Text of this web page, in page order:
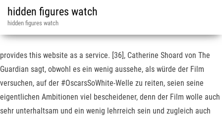
hidden figures watch
hidden figures watch
provides this website as a service. [36], Catherine Shoard von The
Guardian sagt, obwohl es ein wenig aussehe, als würde der Film
versuchen, auf der #OscarsSoWhite-Welle zu reiten, seien seine
eigentlichen Ambitionen viel bescheidener, denn der Film wolle auch
sehr unterhaltsam und ein wenig lehrreich sein und zugleich auch